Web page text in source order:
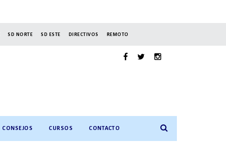
SD NORTE SD ESTE DIRECTIVOS REMOTO
CONSEJOS CURSOS CONTACTO